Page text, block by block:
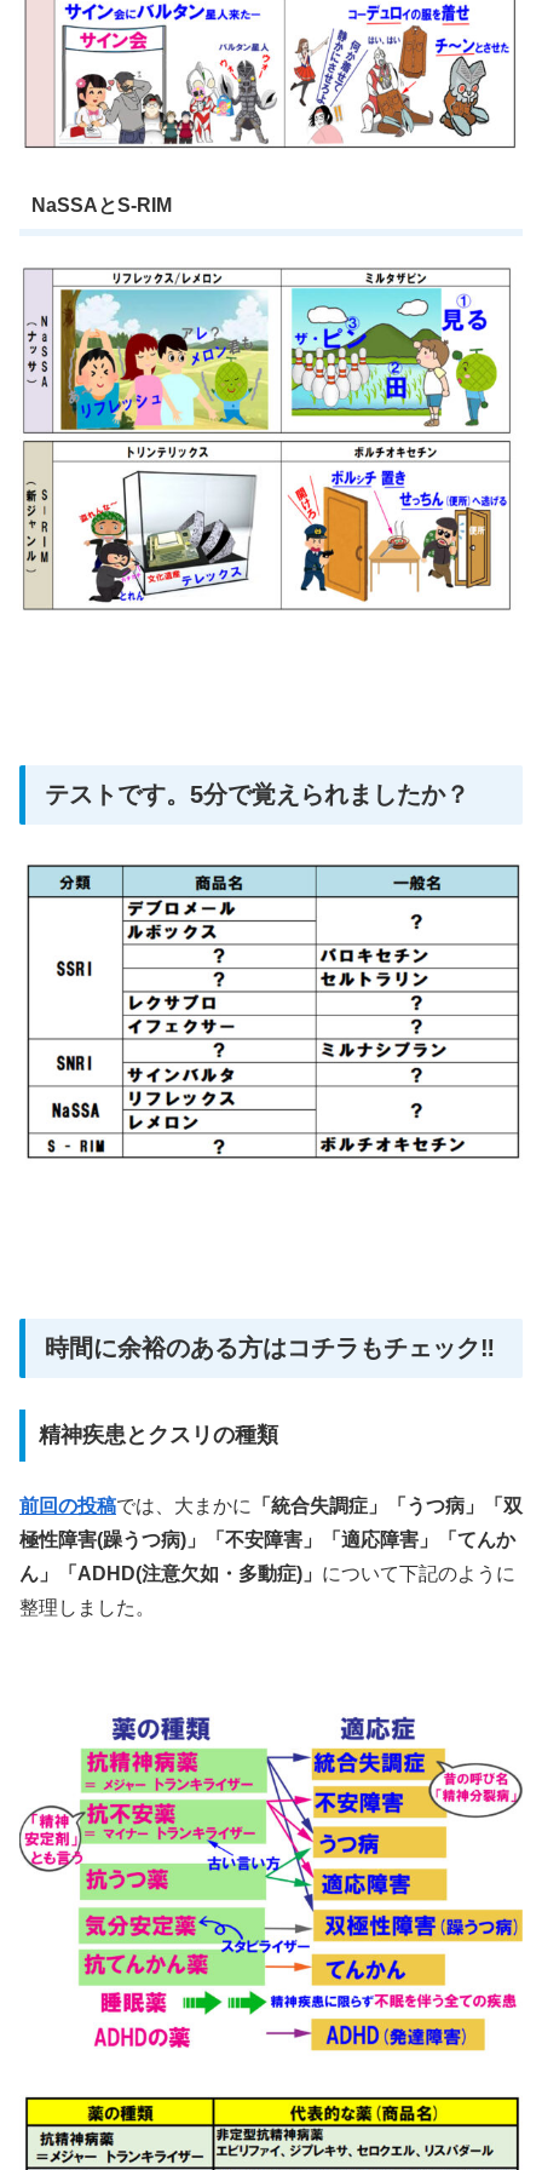
NaSSAとS-RIM
テストです。5分で覚えられましたか？
時間に余裕のある方はコチラもチェック‼
精神疾患とクスリの種類
前回の投稿では、大まかに
「統合失調症」「うつ病」「双
極性障害(躁うつ病)」「不安障害」「適応障害」「てんか
ん」
「ADHD(注意欠如・多動症)」 について下記のように
整理しました。